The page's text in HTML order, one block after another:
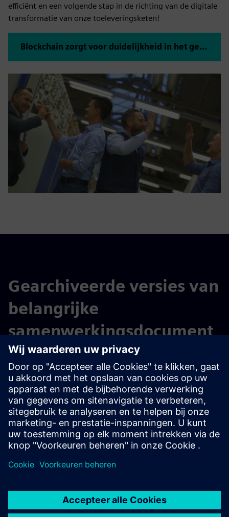
efficiënt en een volgende stap in de richting van de digitale
transformatie van onze toeleveringsketen!
Blockchain zorgt voor duidelijkheid in het gereedschapsmagazijn
Gearchiveerde versies van
belangrijke
samenwerkingsdocument
en
Gearchiveerde versies van de
aankoopvoorwaarden
Gearchiveerde versies van de